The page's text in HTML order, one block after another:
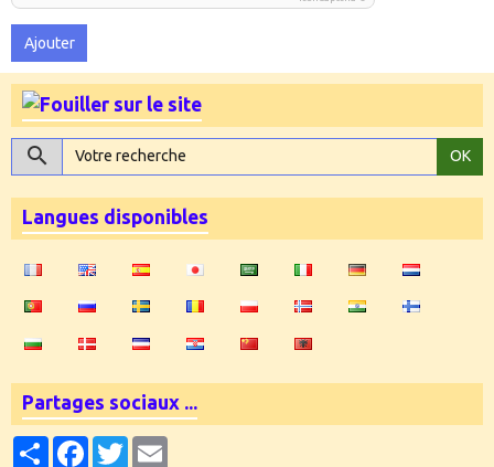
Ajouter
OK
Langues disponibles
Partages sociaux ...
PartagerFacebookTwitter